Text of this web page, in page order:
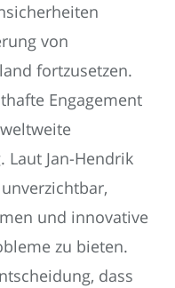
von
fortzusetzen.
Engagement
Jan-Hendrik
und innovative
zu bieten.
dass